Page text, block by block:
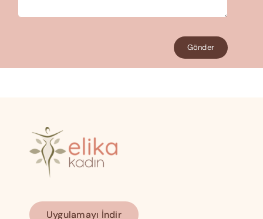
Gönder
Uygulamayı İndir